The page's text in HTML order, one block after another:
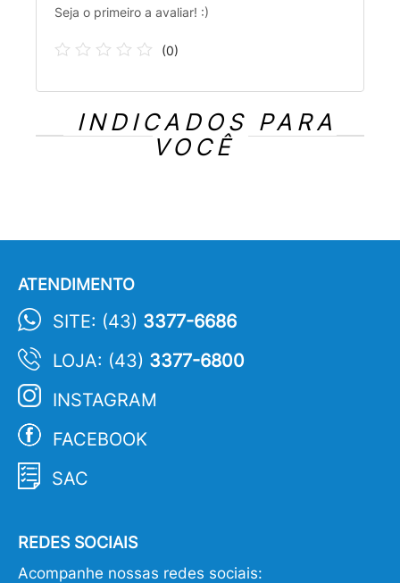
Seja o primeiro a avaliar! :)
(0)
INDICADOS PARA
VOCÊ
ATENDIMENTO
SITE: (43) 3377-6686
LOJA: (43) 3377-6800
INSTAGRAM
FACEBOOK
SAC
REDES SOCIAIS
Acompanhe nossas redes sociais: